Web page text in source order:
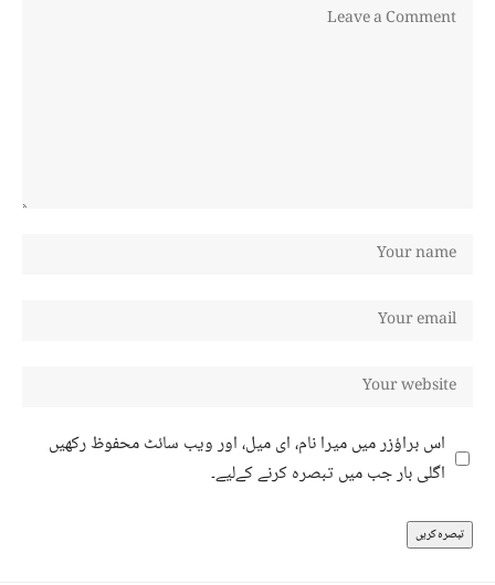
اس براؤزر میں میرا نام، ای میل، اور ویب سائٹ محفوظ رکھیں
اگلی بار جب میں تبصرہ کرنے کےلیے۔